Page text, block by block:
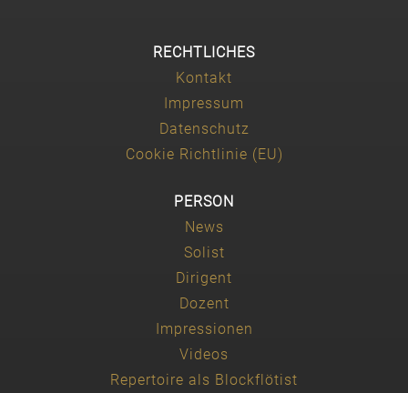
RECHTLICHES
Kontakt
Impressum
Datenschutz
Cookie Richtlinie (EU)
PERSON
News
Solist
Dirigent
Dozent
Impressionen
Videos
Repertoire als Blockflötist